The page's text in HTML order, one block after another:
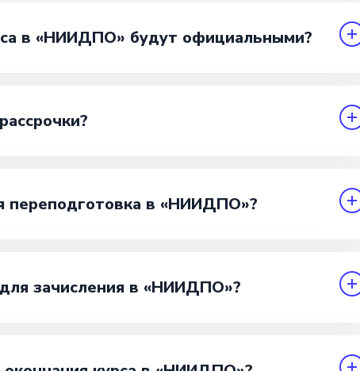
в «НИИДПО» будут официальными?
переподготовка в «НИИДПО»?
зачисления в «НИИДПО»?